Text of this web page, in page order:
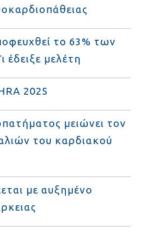
το 63% των
μελέτη
2025
μειώνει τον
του καρδιακού
με αυξημένο